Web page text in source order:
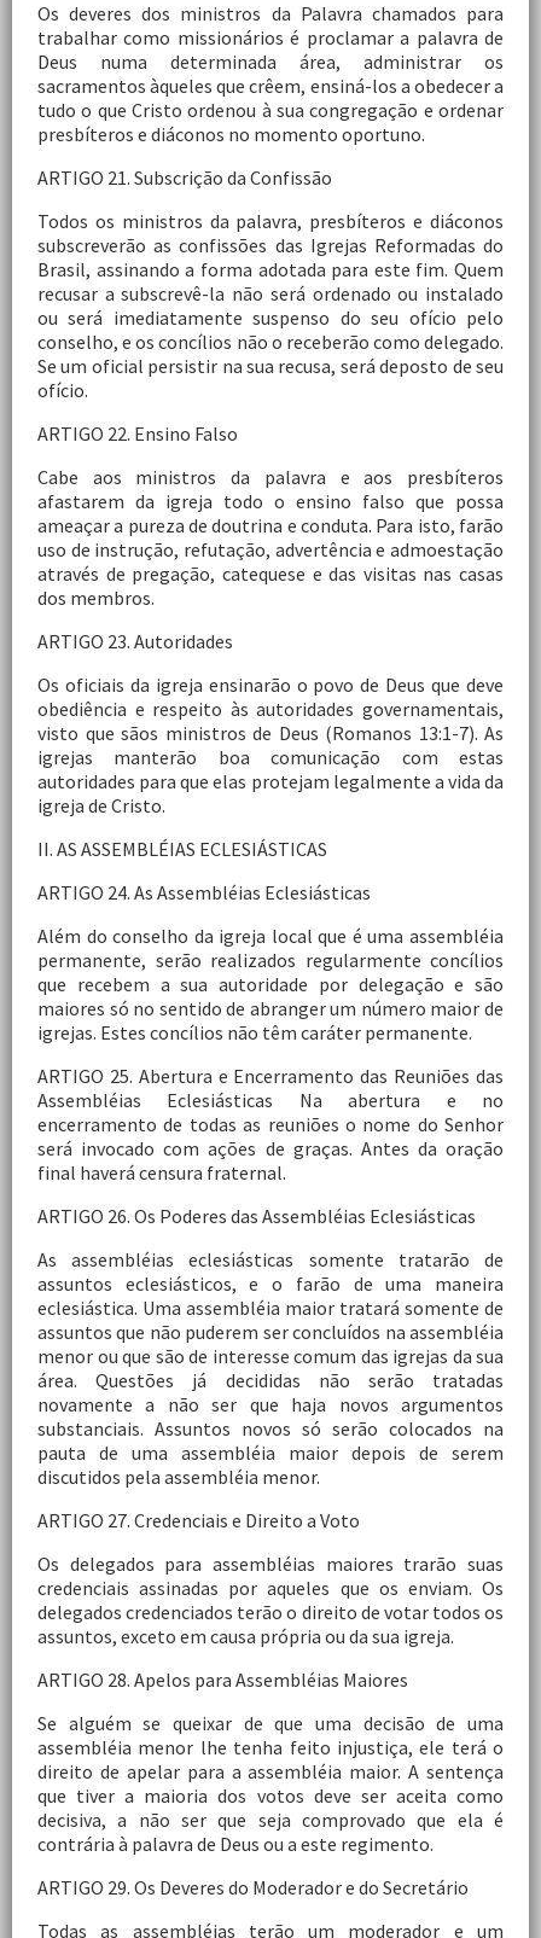
Os deveres dos ministros da Palavra chamados para
trabalhar como missionários é proclamar a palavra de
Deus numa determinada área, administrar os
sacramentos àqueles que crêem, ensiná-los a obedecer a
tudo o que Cristo ordenou à sua congregação e ordenar
presbíteros e diáconos no momento oportuno.
ARTIGO 21. Subscrição da Confissão
Todos os ministros da palavra, presbíteros e diáconos
subscreverão as confissões das Igrejas Reformadas do
Brasil, assinando a forma adotada para este fim. Quem
recusar a subscrevê-la não será ordenado ou instalado
ou será imediatamente suspenso do seu ofício pelo
conselho, e os concílios não o receberão como delegado.
Se um oficial persistir na sua recusa, será deposto de seu
ofício.
ARTIGO 22. Ensino Falso
Cabe aos ministros da palavra e aos presbíteros
afastarem da igreja todo o ensino falso que possa
ameaçar a pureza de doutrina e conduta. Para isto, farão
uso de instrução, refutação, advertência e admoestação
através de pregação, catequese e das visitas nas casas
dos membros.
ARTIGO 23. Autoridades
Os oficiais da igreja ensinarão o povo de Deus que deve
obediência e respeito às autoridades governamentais,
visto que sãos ministros de Deus (Romanos 13:1-7). As
igrejas manterão boa comunicação com estas
autoridades para que elas protejam legalmente a vida da
igreja de Cristo.
II. AS ASSEMBLÉIAS ECLESIÁSTICAS
ARTIGO 24. As Assembléias Eclesiásticas
Além do conselho da igreja local que é uma assembléia
permanente, serão realizados regularmente concílios
que recebem a sua autoridade por delegação e são
maiores só no sentido de abranger um número maior de
igrejas. Estes concílios não têm caráter permanente.
ARTIGO 25. Abertura e Encerramento das Reuniões das
Assembléias Eclesiásticas Na abertura e no
encerramento de todas as reuniões o nome do Senhor
será invocado com ações de graças. Antes da oração
final haverá censura fraternal.
ARTIGO 26. Os Poderes das Assembléias Eclesiásticas
As assembléias eclesiásticas somente tratarão de
assuntos eclesiásticos, e o farão de uma maneira
eclesiástica. Uma assembléia maior tratará somente de
assuntos que não puderem ser concluídos na assembléia
menor ou que são de interesse comum das igrejas da sua
área. Questões já decididas não serão tratadas
novamente a não ser que haja novos argumentos
substanciais. Assuntos novos só serão colocados na
pauta de uma assembléia maior depois de serem
discutidos pela assembléia menor.
ARTIGO 27. Credenciais e Direito a Voto
Os delegados para assembléias maiores trarão suas
credenciais assinadas por aqueles que os enviam. Os
delegados credenciados terão o direito de votar todos os
assuntos, exceto em causa própria ou da sua igreja.
ARTIGO 28. Apelos para Assembléias Maiores
Se alguém se queixar de que uma decisão de uma
assembléia menor lhe tenha feito injustiça, ele terá o
direito de apelar para a assembléia maior. A sentença
que tiver a maioria dos votos deve ser aceita como
decisiva, a não ser que seja comprovado que ela é
contrária à palavra de Deus ou a este regimento.
ARTIGO 29. Os Deveres do Moderador e do Secretário
Todas as assembléias terão um moderador e um